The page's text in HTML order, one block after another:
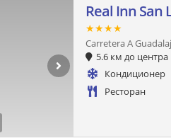
Real Inn San
★★★★
Carretera A
5.6 км до центра
Кондиционер
Ресторан